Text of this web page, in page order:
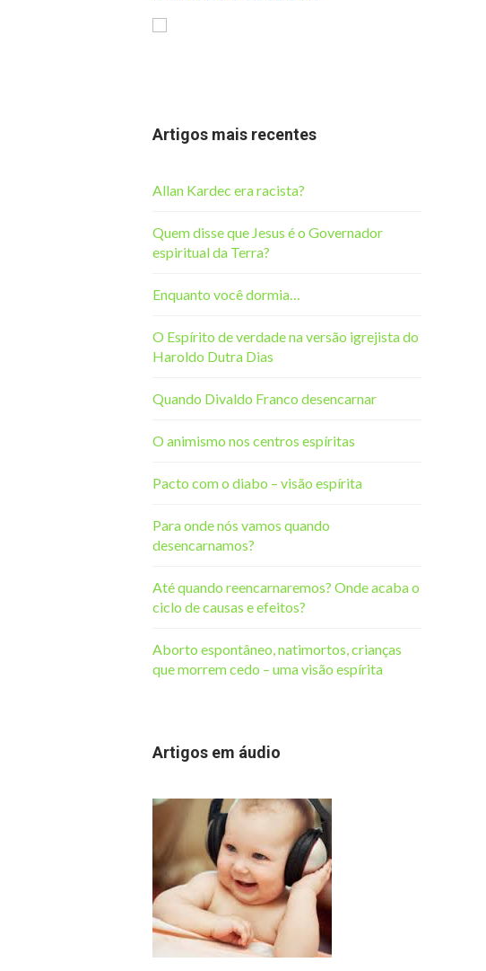
Artigos mais recentes
Allan Kardec era racista?
Quem disse que Jesus é o Governador
espiritual da Terra?
Enquanto você dormia…
O Espírito de verdade na versão igrejista do
Haroldo Dutra Dias
Quando Divaldo Franco desencarnar
O animismo nos centros espíritas
Pacto com o diabo – visão espírita
Para onde nós vamos quando
desencarnamos?
Até quando reencarnaremos? Onde acaba o
ciclo de causas e efeitos?
Aborto espontâneo, natimortos, crianças
que morrem cedo – uma visão espírita
Artigos em áudio